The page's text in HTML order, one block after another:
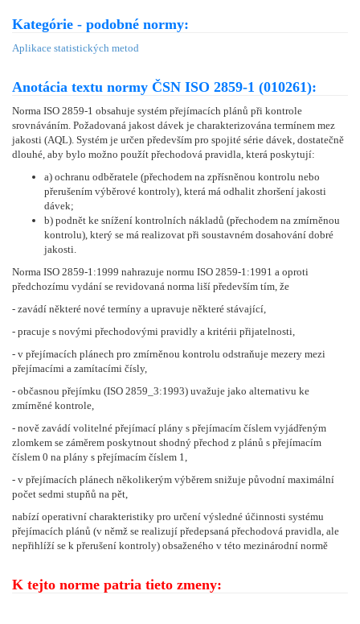
Kategórie - podobné normy:
Aplikace statistických metod
Anotácia textu normy ČSN ISO 2859-1 (010261):
Norma ISO 2859-1 obsahuje systém přejímacích plánů při kontrole
srovnáváním. Požadovaná jakost dávek je charakterizována termínem mez
jakosti (AQL). Systém je určen především pro spojité série dávek, dostatečně
dlouhé, aby bylo možno použít přechodová pravidla, která poskytují:
a) ochranu odběratele (přechodem na zpřísněnou kontrolu nebo
přerušením výběrové kontroly), která má odhalit zhoršení jakosti
dávek;
b) podnět ke snížení kontrolních nákladů (přechodem na zmírněnou
kontrolu), který se má realizovat při soustavném dosahování dobré
jakosti.
Norma ISO 2859-1:1999 nahrazuje normu ISO 2859-1:1991 a oproti
předchozímu vydání se revidovaná norma liší především tím, že
- zavádí některé nové termíny a upravuje některé stávající,
- pracuje s novými přechodovými pravidly a kritérii přijatelnosti,
- v přejímacích plánech pro zmírněnou kontrolu odstraňuje mezery mezi
přejímacími a zamítacími čísly,
- občasnou přejímku (ISO 2859_3:1993) uvažuje jako alternativu ke
zmírněné kontrole,
- nově zavádí volitelné přejímací plány s přejímacím číslem vyjádřeným
zlomkem se záměrem poskytnout shodný přechod z plánů s přejímacím
číslem 0 na plány s přejímacím číslem 1,
- v přejímacích plánech několikerým výběrem snižuje původní maximální
počet sedmi stupňů na pět,
nabízí operativní charakteristiky pro určení výsledné účinnosti systému
přejímacích plánů (v němž se realizují předepsaná přechodová pravidla, ale
nepřihlíží se k přerušení kontroly) obsaženého v této mezinárodní normě
K tejto norme patria tieto zmeny: